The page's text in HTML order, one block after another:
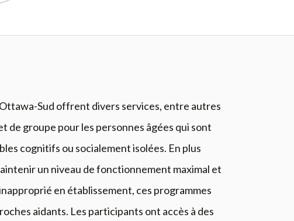
Sud offrent divers services, entre autres
de groupe pour les personnes âgées qui sont
cognitifs ou socialement isolées. En plus
un niveau de fonctionnement maximal et
en établissement, ces programmes
aidants. Les participants ont accès à des